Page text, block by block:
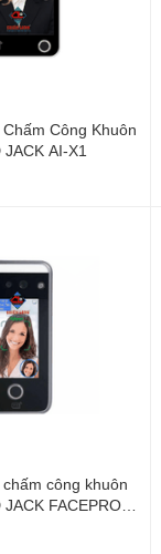
Công Khuôn
Mặt RONALD JACK AI-X1
công khuôn
FACEPRO-